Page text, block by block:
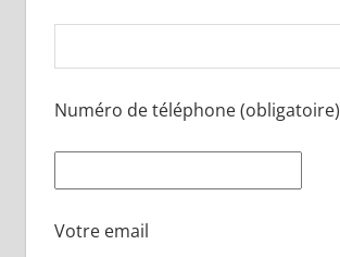
Numéro de téléphone (obligatoire)
Votre email